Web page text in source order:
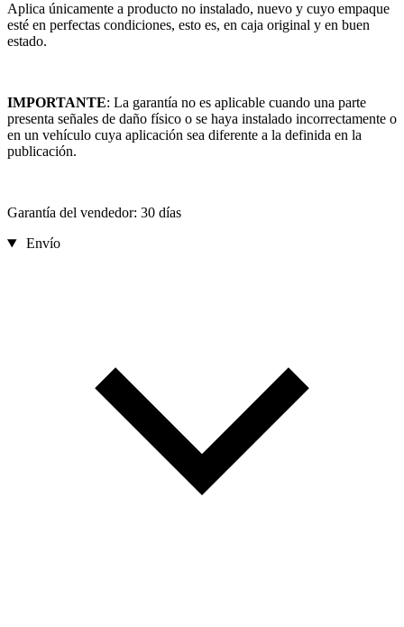
Aplica únicamente a producto no instalado, nuevo y cuyo empaque
esté en perfectas condiciones, esto es, en caja original y en buen
estado.
IMPORTANTE: La garantía no es aplicable cuando una parte
presenta señales de daño físico o se haya instalado incorrectamente o
en un vehículo cuya aplicación sea diferente a la definida en la
publicación.
Garantía del vendedor: 30 días
Envío